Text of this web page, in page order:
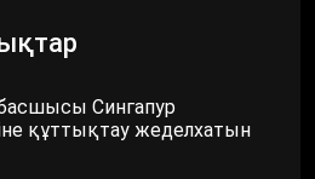
Сингапур
құттықтау жеделхатын